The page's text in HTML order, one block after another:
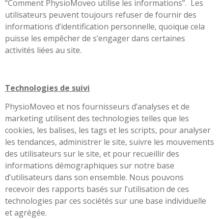
“Comment PhysioMoveo utilise les informations”. Les
utilisateurs peuvent toujours refuser de fournir des
informations d’identification personnelle, quoique cela
puisse les empêcher de s’engager dans certaines
activités liées au site.
Technologies de suivi
PhysioMoveo et nos fournisseurs d’analyses et de
marketing utilisent des technologies telles que les
cookies, les balises, les tags et les scripts, pour analyser
les tendances, administrer le site, suivre les mouvements
des utilisateurs sur le site, et pour recueillir des
informations démographiques sur notre base
d’utilisateurs dans son ensemble. Nous pouvons
recevoir des rapports basés sur l’utilisation de ces
technologies par ces sociétés sur une base individuelle
et agrégée.